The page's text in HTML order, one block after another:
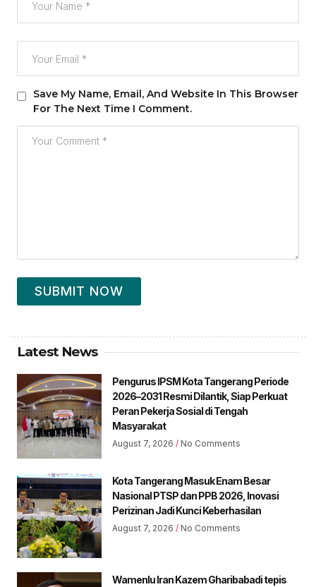
Save My Name, Email, And Website In This Browser
For The Next Time I Comment.
SUBMIT NOW
Latest News
Pengurus IPSM Kota Tangerang Periode
2026–2031 Resmi Dilantik, Siap Perkuat
Peran Pekerja Sosial di Tengah
Masyarakat
August 7, 2026 No Comments
Kota Tangerang Masuk Enam Besar
Nasional PTSP dan PPB 2026, Inovasi
Perizinan Jadi Kunci Keberhasilan
August 7, 2026 No Comments
Wamenlu Iran Kazem Gharibabadi tepis